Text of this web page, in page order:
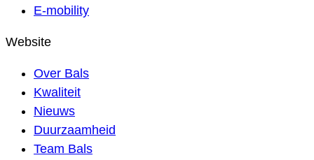
E-mobility
Website
Over Bals
Kwaliteit
Nieuws
Duurzaamheid
Team Bals